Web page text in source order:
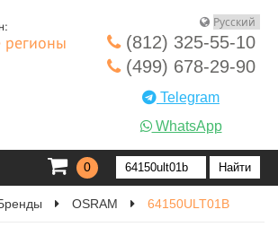
регионы
(812) 325-55-10
(499) 678-29-90
Telegram
WhatsApp
0
OSRAM 64150ULT01B